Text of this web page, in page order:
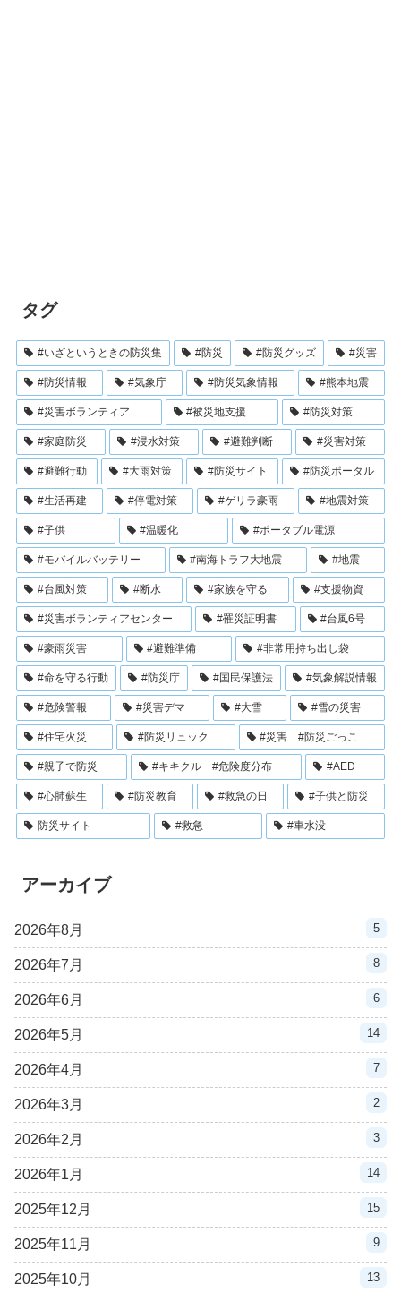
タグ
#いざというときの防災集 #防災 #防災グッズ #災害
#防災情報 #気象庁 #防災気象情報 #熊本地震
#災害ボランティア #被災地支援 #防災対策
#家庭防災 #浸水対策 #避難判断 #災害対策
#避難行動 #大雨対策 #防災サイト #防災ポータル
#生活再建 #停電対策 #ゲリラ豪雨 #地震対策
#子供 #温暖化 #ポータブル電源
#モバイルバッテリー #南海トラフ大地震 #地震
#台風対策 #断水 #家族を守る #支援物資
#災害ボランティアセンター #罹災証明書 #台風6号
#豪雨災害 #避難準備 #非常用持ち出し袋
#命を守る行動 #防災庁 #国民保護法 #気象解説情報
#危険警報 #災害デマ #大雪 #雪の災害
#住宅火災 #防災リュック #災害 #防災ごっこ
#親子で防災 #キキクル #危険度分布 #AED
#心肺蘇生 #防災教育 #救急の日 #子供と防災
防災サイト #救急 #車水没
アーカイブ
2026年8月 5
2026年7月 8
2026年6月 6
2026年5月 14
2026年4月 7
2026年3月 2
2026年2月 3
2026年1月 14
2025年12月 15
2025年11月 9
2025年10月 13